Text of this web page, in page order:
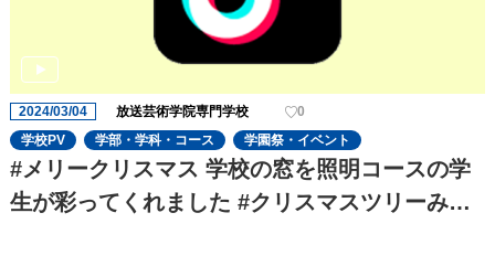
2024/03/04 放送芸術学院専門学校
0
学校PV
学部・学科・コース 学園祭・イベント
#メリークリスマス 学校の窓を照明コースの学
生が彩ってくれました #クリスマスツリーみた